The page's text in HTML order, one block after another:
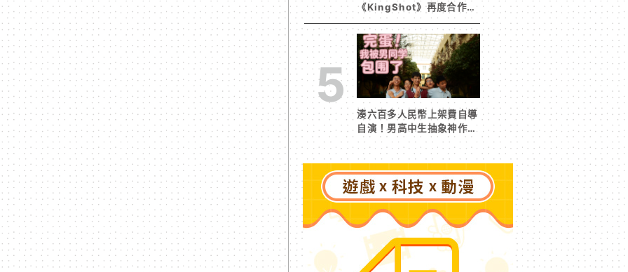
《KingShot》再度合作！
攜手焦糖楓、柒息地推出
「國王燒烤節」活動
5
湊六百多人民幣上架費自導
自演！男高中生抽象神作
《完蛋！我被男同學包圍
了》突然爆紅